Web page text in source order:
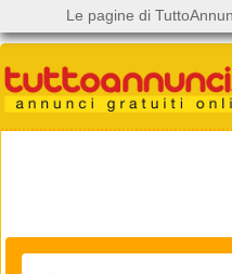
Le pagine di